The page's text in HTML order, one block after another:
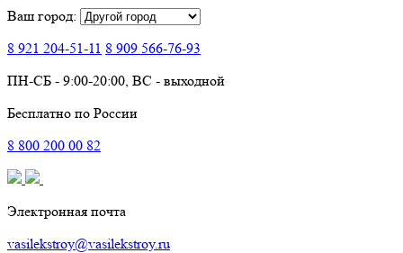
Ваш город:
8 921 204-51-11 8 909 566-76-93
ПН-СБ - 9:00-20:00, ВС - выходной
Бесплатно по России
8 800 200 00 82
Электронная почта
vasilekstroy@vasilekstroy.ru